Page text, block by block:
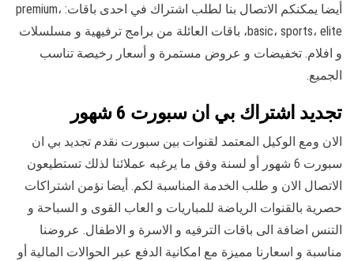
أيضا يمكنكم الاتصال بنا لطلب اشتراك في احدى باقات: premium،
basic، sports، elite، باقات العائلة من برامج ترفيهية و مسلسلات
و افلام. تخفيضات و عروض مستمرة و أسعار رخيصة تناسب
الجميع.
تجديد اشتراك بي ان سبورت 6 شهور
الان ومع الوكيل المعتمد لقنوات بين سبورت نقدم تجديد بي ان
سبورت 6 شهور أو لسنة وفق ما يرغبه عملائنا لذلك تستطيعون
الاتصال الان و طلب الخدمة المناسبة لكم. أيضا نؤمن اشتراكات
حصرية بالقنوات الرياضة للمباريات و العاب القوى و السباحة و
التنس اضافة الى باقات الترفيه و الاسرة و الاطفال. عروضنا
مناسبة و اسعارنا مميزة مع امكانية الدفع عبر الحوالات المالية أو